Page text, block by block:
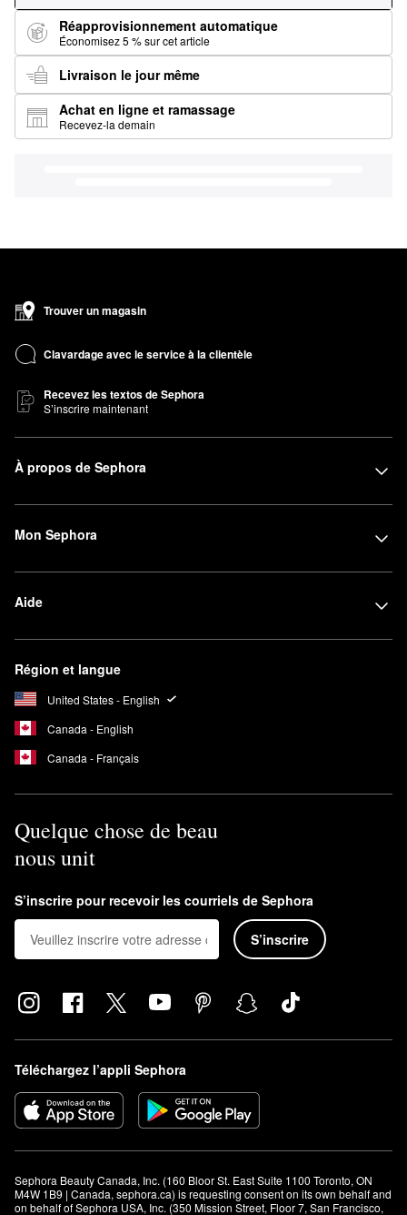
Réapprovisionnement automatique
Économisez 5 % sur cet article
Livraison le jour même
Achat en ligne et ramassage
Recevez-la demain
Trouver un magasin
Clavardage avec le service à la clientèle
Recevez les textos de Sephora
S’inscrire maintenant
À propos de Sephora
Mon Sephora
Aide
Région et langue
United States - English
Canada - English
Canada - Français
Quelque chose de beau
nous unit
S’inscrire pour recevoir les courriels de Sephora
S’inscrire
Téléchargez l’appli Sephora
Sephora Beauty Canada, Inc. (160 Bloor St. East Suite 1100 Toronto, ON
M4W 1B9 | Canada, sephora.ca) is requesting consent on its own behalf and
on behalf of Sephora USA, Inc. (350 Mission Street, Floor 7, San Francisco,